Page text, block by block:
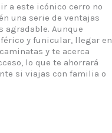
a este icónico cerro no
una serie de ventajas
agradable. Aunque
y funicular, llegar en
y te acerca
lo que te ahorrará
si viajas con familia o